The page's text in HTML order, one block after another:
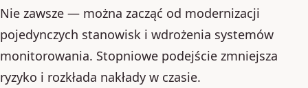
Nie zawsze — można zacząć od modernizacji
pojedynczych stanowisk i wdrożenia systemów
monitorowania. Stopniowe podejście zmniejsza
ryzyko i rozkłada nakłady w czasie.